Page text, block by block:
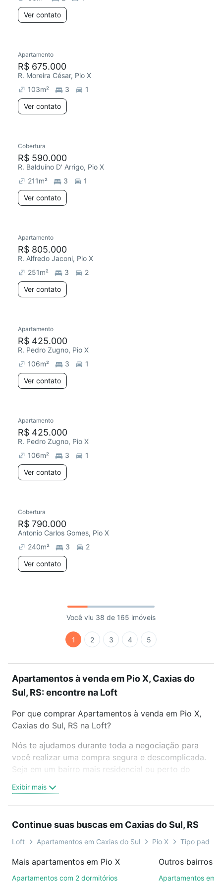
Ver contato
Apartamento
R$ 675.000
R. Moreira César, Pio X
103m² 3
1
Ver contato
Cobertura
R$ 590.000
R. Balduíno D' Arrigo, Pio X
211m² 3
1
Ver contato
Apartamento
R$ 805.000
R. Alfredo Jaconi, Pio X
251m² 3
2
Ver contato
Apartamento
R$ 425.000
R. Pedro Zugno, Pio X
106m² 3
1
Ver contato
Apartamento
R$ 425.000
R. Pedro Zugno, Pio X
106m² 3
1
Ver contato
Cobertura
R$ 790.000
Antonio Carlos Gomes, Pio X
240m² 3
2
Ver contato
Você viu 38 de 165 imóveis
1 2 3 4 5
Apartamentos à venda em Pio X, Caxias do
Sul, RS: encontre na Loft
Por que comprar Apartamentos à venda em Pio X,
Caxias do Sul, RS na Loft?
Nós te ajudamos durante toda a negociação para
você realizar uma compra segura e descomplicada.
Seja em um bairro mais residencial ou perto do
oferta ideal de Apartamentos à venda em Pio X,
Caxias do Sul, RS para conquistar seu sonho.
é grátis, sem compromisso e você ainda conta com
mais de 46 mil corretores e imobiliárias te ajudando
Como escolher um imóvel?
Exibir mais
Continue suas buscas em Caxias do Sul, RS
Loft Apartamentos em Caxias do Sul Pio X Tipo
Mais apartamentos em Pio X
Apartamentos com 2 dormitórios
Apartamentos em